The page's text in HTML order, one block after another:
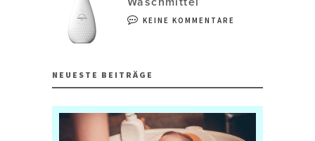
KEINE KOMMENTARE
NEUESTE BEITRÄGE